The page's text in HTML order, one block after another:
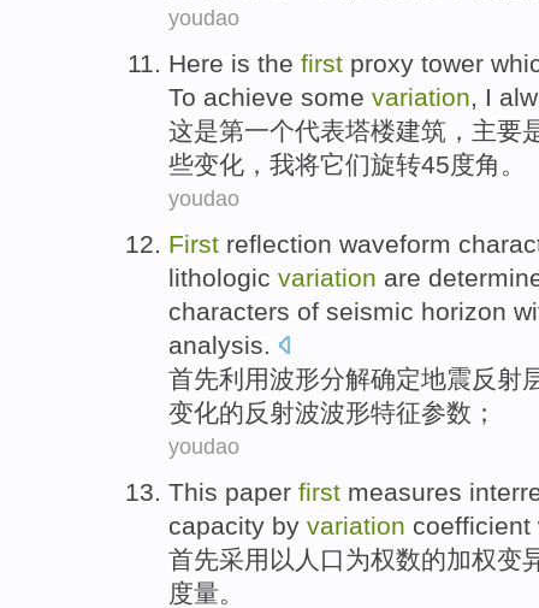
youdao
Here is the first proxy tower
To achieve some variation, I
这是第一个代表塔楼建筑， 主要
些变化 ， 我将它们旋转45度角 。
youdao
First reflection waveform
lithologic variation are
characters of seismic horizon
analysis.
首先利用波形分解确定地震反射
变化的反射波波形特征参数 ；
youdao
This paper first measures
capacity by variation coefficient
首先采用 以 人口为权数的加权变
度量 。